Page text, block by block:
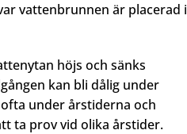
vattenbrunnen är placerad i
höjs och sänks
kan bli dålig under
under årstiderna och
ta prov vid olika årstider.